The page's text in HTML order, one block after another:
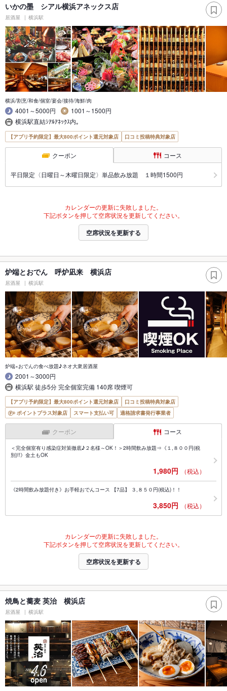
いかの墨 シアル横浜アネックス店
居酒屋 横浜駅
横浜/割烹/和食/個室/宴会/接待/海鮮/肉
4001～5000円
1001～1500円
横浜駅直結ｼｱﾙｱﾈｯｸｽ内｡
【アプリ予約限定】最大800ポイント還元対象店 口コミ投稿特典対象店
クーポン コース
平日限定〈日曜日～木曜日限定〉単品飲み放題 １時間1500円
カレンダーの更新に失敗しました。
下記ボタンを押して空席状況を更新してください。
空席状況を更新する
炉端とおでん 呼炉凪来 横浜店
居酒屋 横浜駅
炉端×おでんの食べ放題♪ネオ大衆居酒屋
2001～3000円
横浜駅 徒歩5分 完全個室完備 140席 喫煙可
【アプリ予約限定】最大800ポイント還元対象店
口コミ投稿特典対象店
ポイントプラス対象店
スマート支払い可 適格請求書発行事業者
クーポン コース
＜完全個室有り感染症対策徹底♪２名様～OK！＞2時間飲み放題⇒《１,８００円(税
別)!!》金土もOK
1,980円 （税込）
《2時間飲み放題付き》お手軽おでんコース 【7品】 ３,８５０円(税込)！！
3,850円 （税込）
カレンダーの更新に失敗しました。
下記ボタンを押して空席状況を更新してください。
空席状況を更新する
焼鳥と蕎麦 英治 横浜店
居酒屋 横浜駅